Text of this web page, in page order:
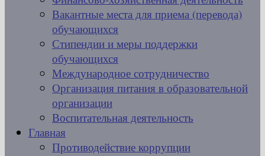
Вакантные места для приема (перевода)
обучающихся
Стипендии и меры поддержки
обучающихся
Международное сотрудничество
Организация питания в образовательной
организации
Воспитательная деятельность
Главная
Противодействие коррупции